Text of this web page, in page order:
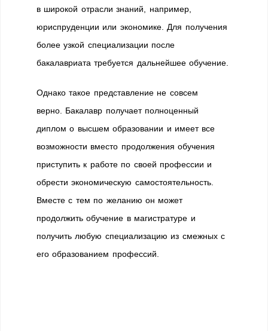
в широкой отрасли знаний, например,
юриспруденции или экономике. Для получения
более узкой специализации после
бакалавриата требуется дальнейшее обучение.
Однако такое представление не совсем
верно. Бакалавр получает полноценный
диплом о высшем образовании и имеет все
возможности вместо продолжения обучения
приступить к работе по своей профессии и
обрести экономическую самостоятельность.
Вместе с тем по желанию он может
продолжить обучение в магистратуре и
получить любую специализацию из смежных с
его образованием профессий.